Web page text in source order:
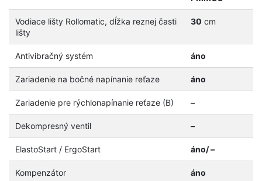
Vodiace lišty Rollomatic, dĺžka reznej časti
lišty
30 cm
Antivibračný systém áno
Zariadenie na bočné napínanie reťaze áno
Zariadenie pre rýchlonapínanie reťaze (B) –
Dekompresný ventil –
ElastoStart / ErgoStart áno/ –
Kompenzátor áno